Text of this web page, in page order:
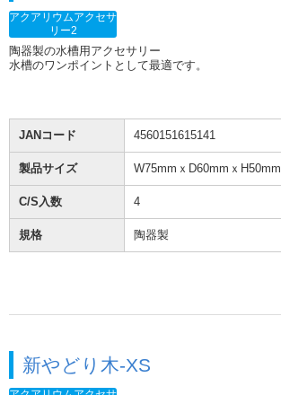
アクアリウムアクセサ
リー2
陶器製の水槽用アクセサリー
水槽のワンポイントとして最適です。
JANコード 4560151615141
製品サイズ W75mmｘD60mmｘH50mm
C/S入数 4
規格 陶器製
新やどり木-XS